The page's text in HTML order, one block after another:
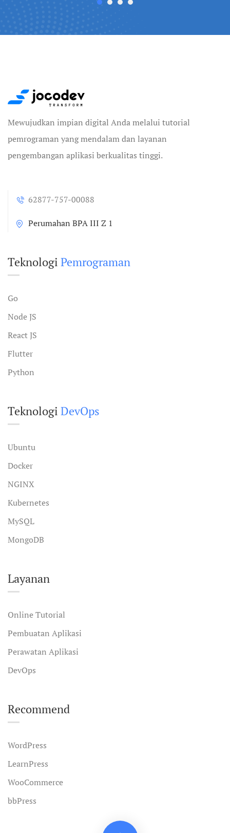
Mewujudkan impian digital Anda melalui tutorial
pemrograman yang mendalam dan layanan
pengembangan aplikasi berkualitas tinggi.
62877-757-00088
Perumahan BPA III Z 1
Teknologi Pemrograman
Go
Node JS
React JS
Flutter
Python
Teknologi DevOps
Ubuntu
Docker
NGINX
Kubernetes
MySQL
MongoDB
Layanan
Online Tutorial
Pembuatan Aplikasi
Perawatan Aplikasi
DevOps
Recommend
WordPress
LearnPress
WooCommerce
bbPress